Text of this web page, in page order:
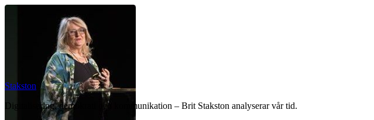
Stakston
Digitalisering, demokrati och kommunikation – Brit Stakston analyserar vår tid.